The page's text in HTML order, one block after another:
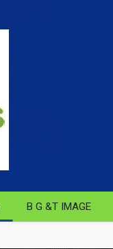
B G &T IMAGE